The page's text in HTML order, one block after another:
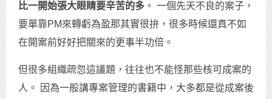
比一開始張大眼睛要辛苦的多 。 一個先天不良的案子，
要單靠PM來轉虧為盈那其實很拚，很多時候還真不如
在開案前好好把關來的更事半功倍。
但很多組織疏忽這議題，往往也不能怪那些核可成案的
人。 因為一般講專案管理的書籍中，大多都是從成案後